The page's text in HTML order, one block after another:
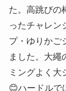
た。高跳びの
ったチャレン
プ・ゆりかご
ました。大繩
ミングよく大
😊ハードルで